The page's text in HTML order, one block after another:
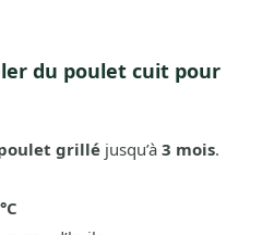
du poulet cuit pour
grillé jusqu’à 3 mois.